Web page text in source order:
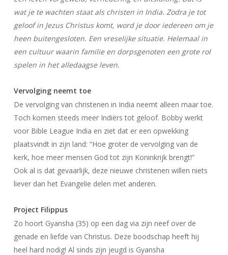
wat je te wachten staat als christen in India. Zodra je tot
geloof in Jezus Christus komt, word je door iedereen om je
heen buitengesloten. Een vreselijke situatie. Helemaal in
een cultuur waarin familie en dorpsgenoten een grote rol
spelen in het alledaagse leven.
Vervolging neemt toe
De vervolging van christenen in India neemt alleen maar toe.
Toch komen steeds meer Indiërs tot geloof. Bobby werkt
voor Bible League India en ziet dat er een opwekking
plaatsvindt in zijn land: “Hoe groter de vervolging van de
kerk, hoe meer mensen God tot zijn Koninkrijk brengt!”
Ook al is dat gevaarlijk, deze nieuwe christenen willen niets
liever dan het Evangelie delen met anderen.
Project Filippus
Zo hoort Gyansha (35) op een dag via zijn neef over de
genade en liefde van Christus. Deze boodschap heeft hij
heel hard nodig! Al sinds zijn jeugd is Gyansha